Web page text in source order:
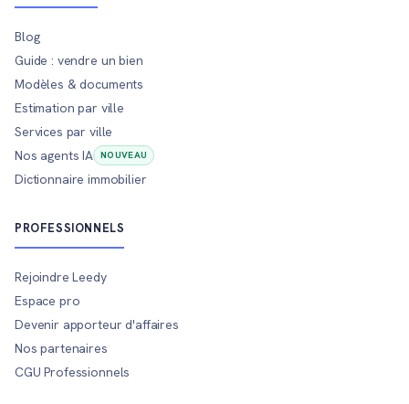
Blog
Guide : vendre un bien
Modèles & documents
Estimation par ville
Services par ville
Nos agents IA
NOUVEAU
Dictionnaire immobilier
PROFESSIONNELS
Rejoindre Leedy
Espace pro
Devenir apporteur d'affaires
Nos partenaires
CGU Professionnels